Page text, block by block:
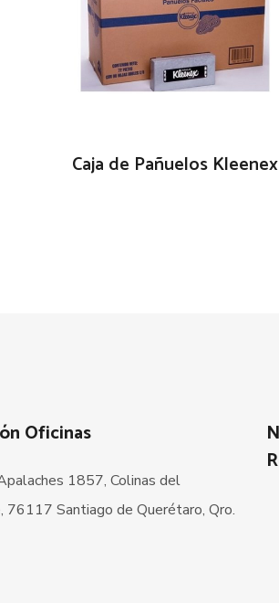
Caja de Pañuelos Kleenex
Oficinas
1857, Colinas del
76117 Santiago de Querétaro, Qro.